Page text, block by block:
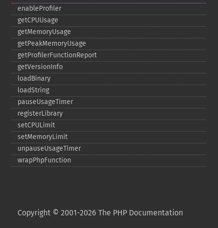
enableProfiler
getCPUUsage
getMemoryUsage
getPeakMemoryUsage
getProfilerFunctionReport
getVersionInfo
loadBinary
loadString
pauseUsageTimer
registerLibrary
setCPULimit
setMemoryLimit
unpauseUsageTimer
wrapPhpFunction
Copyright © 2001-2026 The PHP Documentation